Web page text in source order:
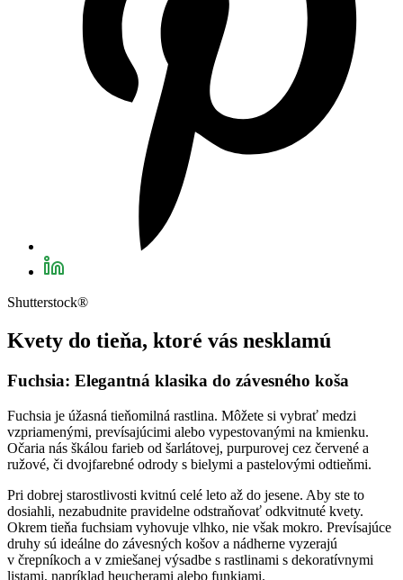
Shutterstock®
Kvety do tieňa, ktoré vás nesklamú
Fuchsia: Elegantná klasika do závesného koša
Fuchsia je úžasná tieňomilná rastlina. Môžete si vybrať medzi
vzpriamenými, prevísajúcimi alebo vypestovanými na kmienku.
Očaria nás škálou farieb od šarlátovej, purpurovej cez červené a
ružové, či dvojfarebné odrody s bielymi a pastelovými odtieňmi.
Pri dobrej starostlivosti kvitnú celé leto až do jesene. Aby ste to
dosiahli, nezabudnite pravidelne odstraňovať odkvitnuté kvety.
Okrem tieňa fuchsiam vyhovuje vlhko, nie však mokro. Prevísajúce
druhy sú ideálne do závesných košov a nádherne vyzerajú
v črepníkoch a v zmiešanej výsadbe s rastlinami s dekoratívnymi
listami, napríklad heucherami alebo funkiami.